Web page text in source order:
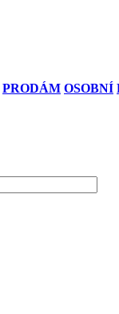
PRODÁM OSOBNÍ